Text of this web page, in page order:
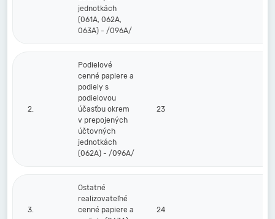
jednotkách
(061A, 062A,
063A) - /096A/
2.
Podielové
cenné papiere a
podiely s
podielovou
účasťou okrem
v prepojených
účtovných
jednotkách
(062A) - /096A/
23
3.
Ostatné
realizovateľné
cenné papiere a
24